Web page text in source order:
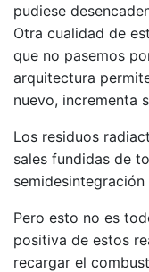
pudiese
Otra cualidad de
que no pasemos
arquitectura
nuevo, incrementa
Los residuos
sales fundidas de
Pero esto no es
positiva de estos
recargar el